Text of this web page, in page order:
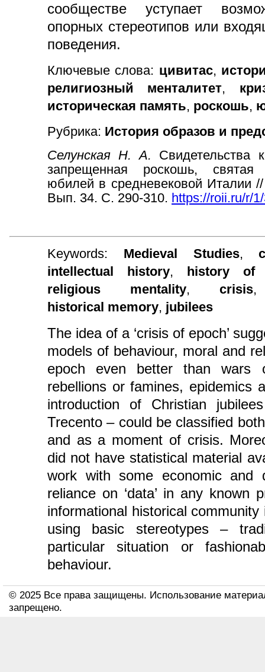
сообществе уступает
опорных стереотипов или
поведения.
Ключевые слова: цивитас,
религиозный менталитет,
историческая память, роскошь,
Рубрика: История образов и
Селунская Н. А. Свидетельства
запрещенная роскошь, святая
юбилей в средневековой Италии
Вып. 34. С. 290-310. https://roii.ru/r/
Keywords: Medieval Studies,
intellectual history, history of
religious mentality, crisis
historical memory, jubilees
The idea of a ‘crisis of epoch’
models of behaviour, moral and
epoch even better than wars
rebellions or famines, epidemics
introduction of Christian
Trecento – could be classified
and as a moment of crisis.
did not have statistical material
work with some economic and
reliance on ‘data’ in any known
informational historical
using basic stereotypes –
particular situation or
behaviour.
© 2025 Все права защищены. Использование
запрещено.